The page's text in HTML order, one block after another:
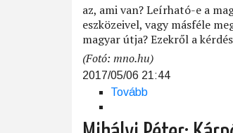
az, ami van? Leírható-e a
eszközeivel, vagy másféle
magyar útja? Ezekről a
(Fotó: mno.hu)
2017/05/06 21:44
Tovább